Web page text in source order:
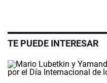
TE PUEDE INTERESAR